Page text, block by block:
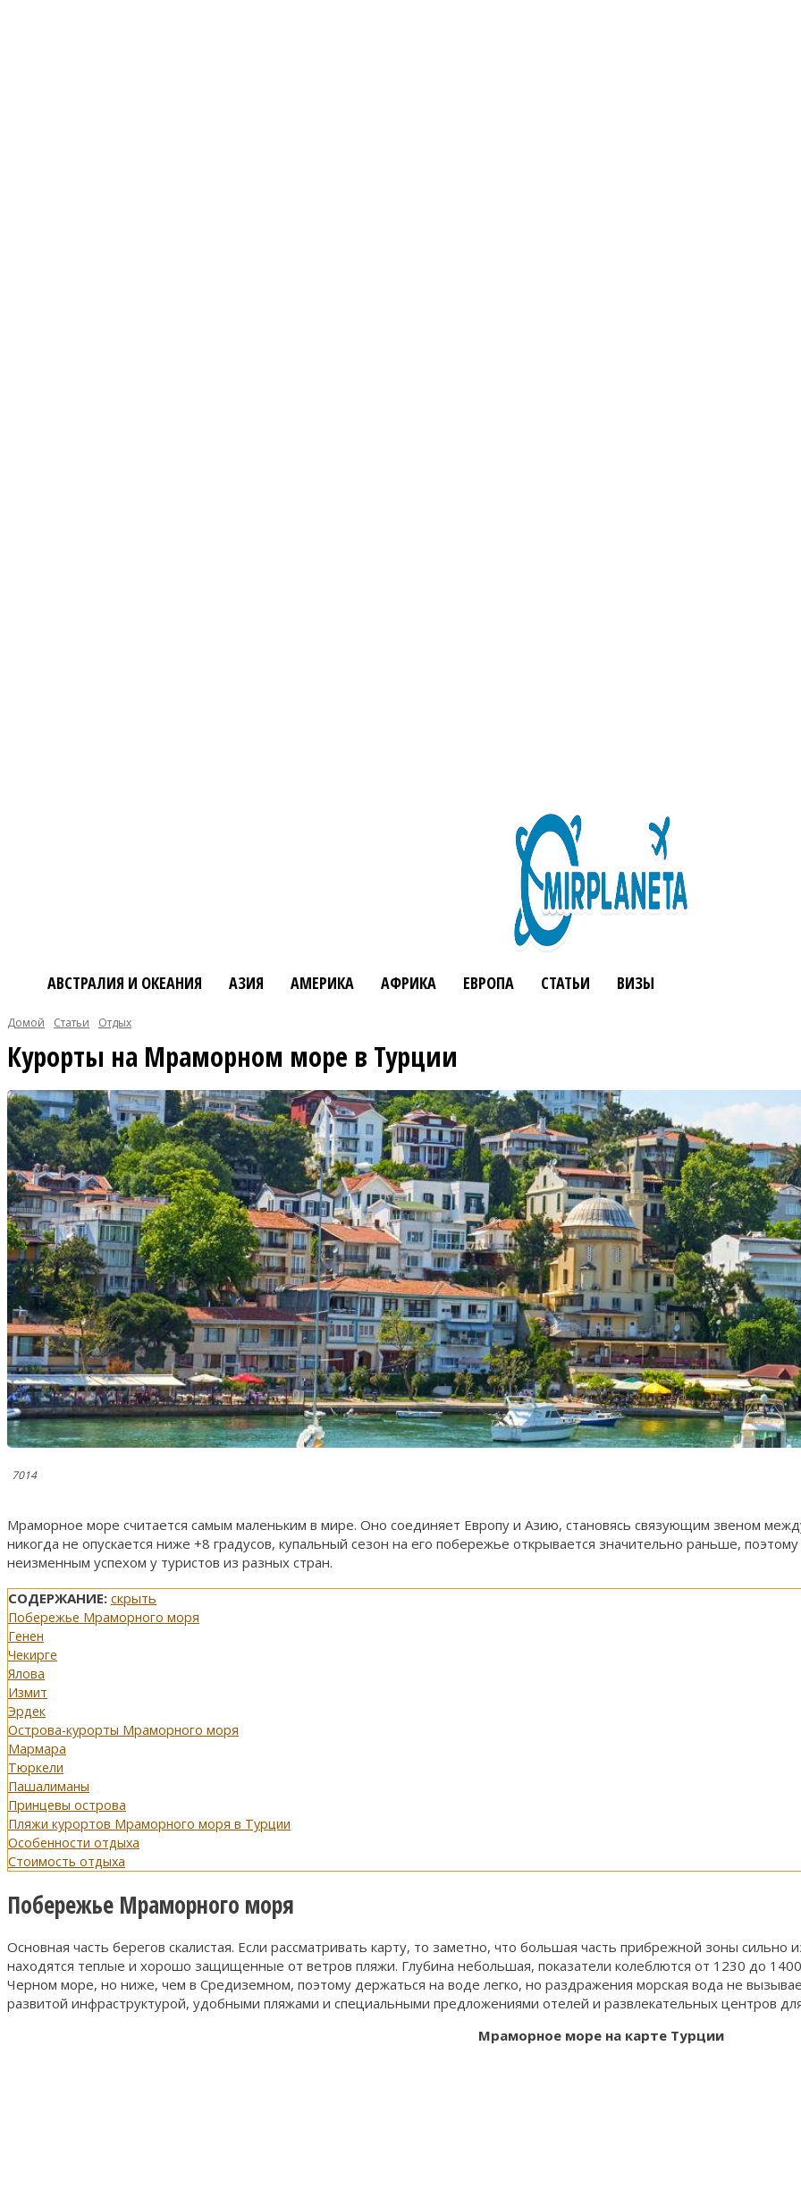
АВСТРАЛИЯ И ОКЕАНИЯ АЗИЯ АМЕРИКА АФРИКА ЕВРОПА СТАТЬИ ВИЗЫ
Домой Статьи Отдых
Курорты на Мраморном море в Турции
7014
Мраморное море считается самым маленьким в мире. Оно соединяет Европу и Азию, становясь связующим звеном
никогда не опускается ниже +8 градусов, купальный сезон на его побережье открывается значительно раньше,
неизменным успехом у туристов из разных стран.
СОДЕРЖАНИЕ: скрыть
Побережье Мраморного моря
Генен
Чекирге
Ялова
Измит
Эрдек
Острова-курорты Мраморного моря
Мармара
Тюркели
Пашалиманы
Принцевы острова
Пляжи курортов Мраморного моря в Турции
Особенности отдыха
Стоимость отдыха
Побережье Мраморного моря
Основная часть берегов скалистая. Если рассматривать карту, то заметно, что большая часть прибрежной зоны
находятся теплые и хорошо защищенные от ветров пляжи. Глубина небольшая, показатели колеблются от 1230 до
Черном море, но ниже, чем в Средиземном, поэтому держаться на воде легко, но раздражения морская вода не
развитой инфраструктурой, удобными пляжами и специальными предложениями отелей и развлекательных центров
Мраморное море на карте Турции